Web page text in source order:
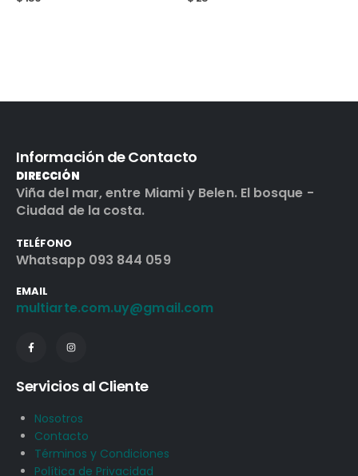
Información de Contacto
DIRECCIÓN
Viña del mar, entre Miami y Belen. El bosque -
Ciudad de la costa.
TELÉFONO
Whatsapp 093 844 059
EMAIL
multiarte.com.uy@gmail.com
Servicios al Cliente
Nosotros
Contacto
Términos y Condiciones
Política de Privacidad